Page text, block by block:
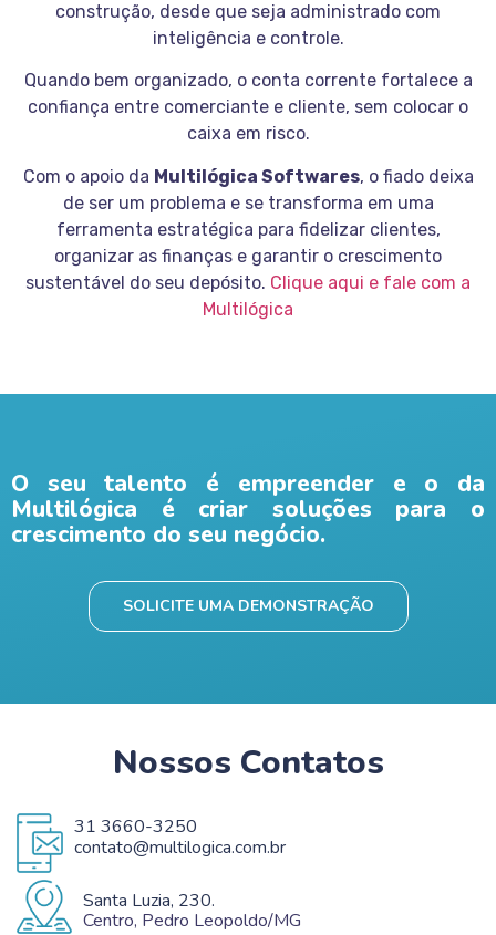
construção, desde que seja administrado com
inteligência e controle.
Quando bem organizado, o conta corrente fortalece a
confiança entre comerciante e cliente, sem colocar o
caixa em risco.
Com o apoio da Multilógica Softwares, o fiado deixa
de ser um problema e se transforma em uma
ferramenta estratégica para fidelizar clientes,
organizar as finanças e garantir o crescimento
sustentável do seu depósito. Clique aqui e fale com a
Multilógica
O seu talento é empreender e o da
Multilógica é criar soluções para o
crescimento do seu negócio.
SOLICITE UMA DEMONSTRAÇÃO
Nossos Contatos
31 3660-3250
contato@multilogica.com.br
Santa Luzia, 230.
Centro, Pedro Leopoldo/MG